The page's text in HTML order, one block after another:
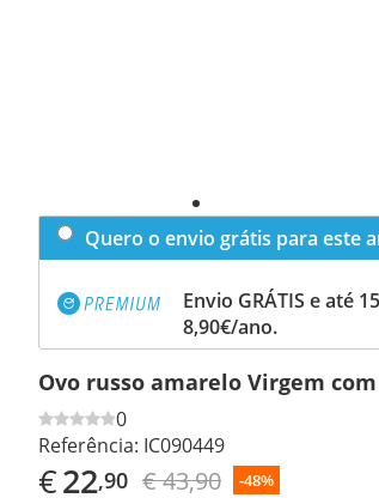
Quero o envio grátis para este
Envio GRÁTIS e até
8,90€/ano.
Ovo russo amarelo Virgem
0
Referência: IC090449
€22,90 € 43,90 -48%